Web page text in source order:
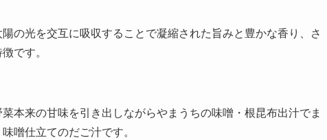
の光を交互に吸収することで凝縮された旨みと豊かな香り、さ
です。
本来の甘味を引き出しながらやまうちの味噌・根昆布出汁でま
噌仕立てのだご汁です。